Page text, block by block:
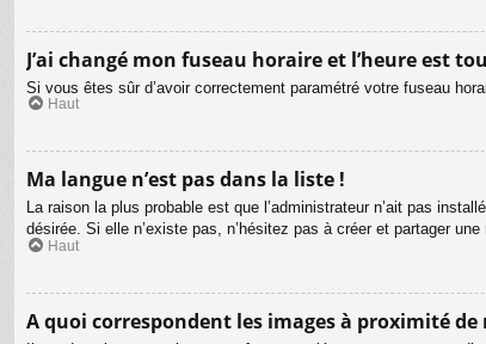
J’ai changé mon fuseau horaire et l’heure est
Si vous êtes sûr d’avoir correctement paramétré votre fuseau
Haut
Ma langue n’est pas dans la liste !
La raison la plus probable est que l’administrateur n’ait pas
désirée. Si elle n’existe pas, n’hésitez pas à créer et partager
Haut
A quoi correspondent les images à proximité